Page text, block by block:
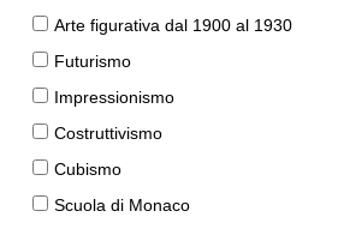
Arte figurativa dal 1900 al 1930
Futurismo
Impressionismo
Costruttivismo
Cubismo
Scuola di Monaco